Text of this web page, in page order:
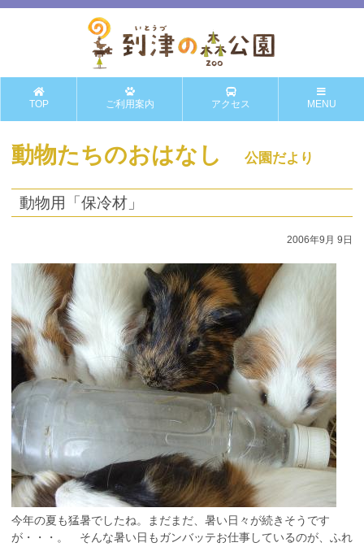
TOP ご利用案内 アクセス MENU
動物たちのおはなし 公園だより
動物用「保冷材」
2006年9月 9日
今年の夏も猛暑でしたね。まだまだ、暑い日々が続きそうです
が・・・。 そんな暑い日もガンバッテお仕事しているのが、ふれ